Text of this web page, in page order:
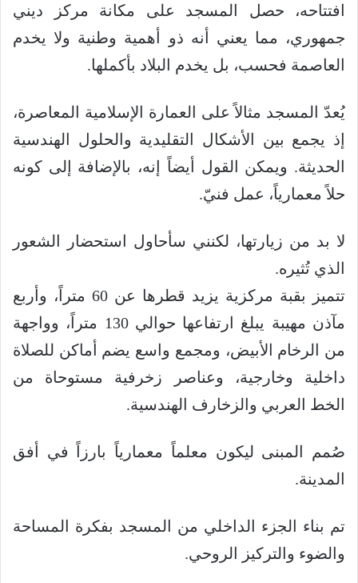
افتتاحه، حصل المسجد على مكانة مركز ديني
جمهوري، مما يعني أنه ذو أهمية وطنية ولا يخدم
العاصمة فحسب، بل يخدم البلاد بأكملها.
يُعدّ المسجد مثالاً على العمارة الإسلامية المعاصرة،
إذ يجمع بين الأشكال التقليدية والحلول الهندسية
الحديثة. ويمكن القول أيضاً إنه، بالإضافة إلى كونه
حلاً معمارياً، عمل فنيّ.
لا بد من زيارتها، لكنني سأحاول استحضار الشعور
الذي تُثيره.
تتميز بقبة مركزية يزيد قطرها عن 60 متراً، وأربع
مآذن مهيبة يبلغ ارتفاعها حوالي 130 متراً، وواجهة
من الرخام الأبيض، ومجمع واسع يضم أماكن للصلاة
داخلية وخارجية، وعناصر زخرفية مستوحاة من
الخط العربي والزخارف الهندسية.
صُمم المبنى ليكون معلماً معمارياً بارزاً في أفق
المدينة.
تم بناء الجزء الداخلي من المسجد بفكرة المساحة
والضوء والتركيز الروحي.